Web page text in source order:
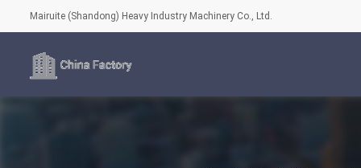
Mairuite (Shandong) Heavy Industry Machinery Co., Ltd.